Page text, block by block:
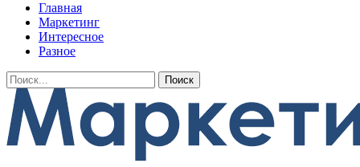
Главная
Маркетинг
Интересное
Разное